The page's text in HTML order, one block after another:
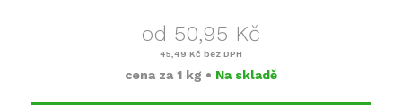
od 50,95 Kč
45,49 Kč bez DPH
cena za 1 kg • Na skladě